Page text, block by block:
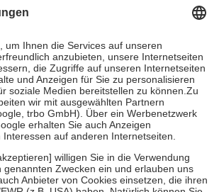
übernimmt in der Regel die
trägt einen Teil davon als Zuzahlung
Mitglieder Zuzahlungen in Höhe von zehn
mindestens jedochfünf Euround
Es sind jedoch nie mehr als die tatsächlichen
zu entrichten.
grundsätzlich auch für Online-Apotheken.
Krankenpflege beträgt die
der Kosten sowie zehn Euro je
der Versicherten für ihre eigene Gesundheit zu
Stellung der Familie zu unterstützen,